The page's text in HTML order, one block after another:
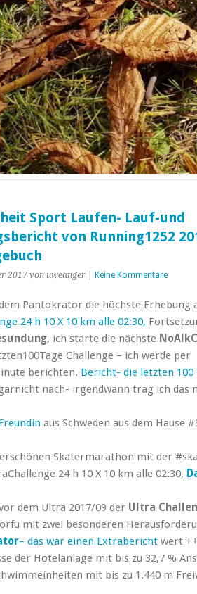
Sport Laufen- Lauf-und
von Running1252
2017 von uweanger| Keine Kommentare
Pantokrator die höchste Erhebung
24 h 10 X 10 km alle 02:30,
, ich starte die nächste
Challenge – ich werde per
berichten. Bericht- die letzten 100
nach- irgendwann trag ich das
aus Schweden aus dem Hause
Skatermarathon mit der
24 h 10 X 10 km alle 02:30,
dem Ultra 2017/09 der Ultra
mit zwei besonderen
– das war einen Extrabericht wert
der Hotelanlage mit bis zu 32,7 %
mit bis zu 1.440 m